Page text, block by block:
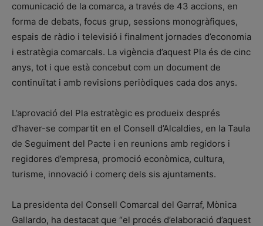
comunicació de la comarca, a través de 43 accions, en
forma de debats, focus grup, sessions monogràfiques,
espais de ràdio i televisió i finalment jornades d’economia
i estratègia comarcals. La vigència d’aquest Pla és de cinc
anys, tot i que està concebut com un document de
continuïtat i amb revisions periòdiques cada dos anys.
L’aprovació del Pla estratègic es produeix després
d’haver-se compartit en el Consell d’Alcaldies, en la Taula
de Seguiment del Pacte i en reunions amb regidors i
regidores d’empresa, promoció econòmica, cultura,
turisme, innovació i comerç dels sis ajuntaments.
La presidenta del Consell Comarcal del Garraf, Mònica
Gallardo, ha destacat que “el procés d’elaboració d’aquest